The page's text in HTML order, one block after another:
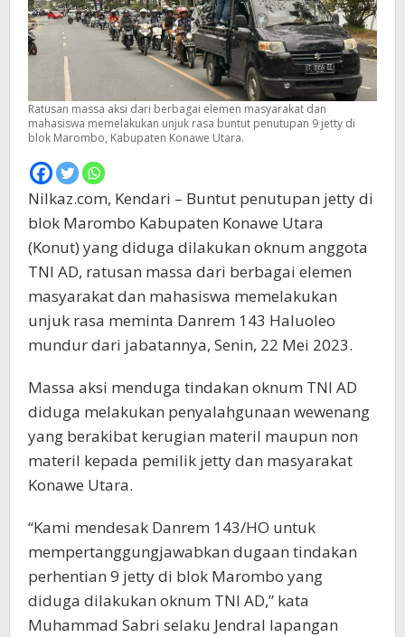
Ratusan massa aksi dari berbagai elemen masyarakat dan
mahasiswa memelakukan unjuk rasa buntut penutupan 9 jetty di
blok Marombo, Kabupaten Konawe Utara.
Nilkaz.com, Kendari – Buntut penutupan jetty di
blok Marombo Kabupaten Konawe Utara
(Konut) yang diduga dilakukan oknum anggota
TNI AD, ratusan massa dari berbagai elemen
masyarakat dan mahasiswa memelakukan
unjuk rasa meminta Danrem 143 Haluoleo
mundur dari jabatannya, Senin, 22 Mei 2023.
Massa aksi menduga tindakan oknum TNI AD
diduga melakukan penyalahgunaan wewenang
yang berakibat kerugian materil maupun non
materil kepada pemilik jetty dan masyarakat
Konawe Utara.
“Kami mendesak Danrem 143/HO untuk
mempertanggungjawabkan dugaan tindakan
perhentian 9 jetty di blok Marombo yang
diduga dilakukan oknum TNI AD,” kata
Muhammad Sabri selaku Jendral lapangan